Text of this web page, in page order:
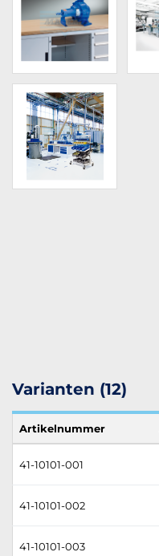
Varianten (12)
Artikelnummer
41-10101-001
41-10101-002
41-10101-003